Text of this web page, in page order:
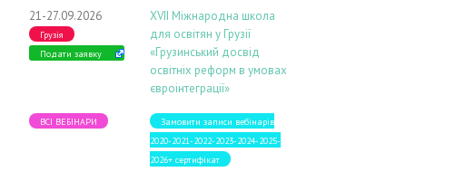
21-27.09.2026
Грузія
Подати заявку
ХVIІ Міжнародна школа
для освітян у Грузії
«Грузинський досвід
освітніх реформ в умовах
євроінтеграції»
ВСІ ВЕБІНАРИ
Замовити записи вебінарів
2020-2021-2022-2023-2024-2025-
2026+ сертифікат